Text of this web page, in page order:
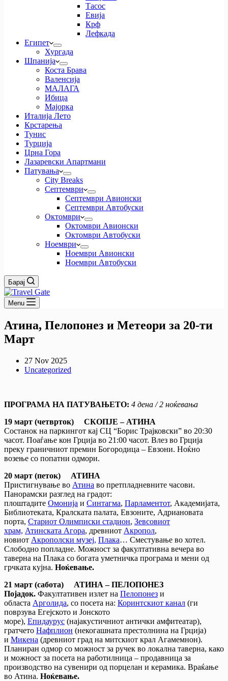
Тасос
Евија
Крф
Лефкада
Египет
Хургада
Шпанија
Коста Брава
Валенсија
МАЛАГА
Ибица
Мајорка
Италија Лето
Крстарења
Тунис
Турција
Црна Гора
Лазаревски Апартмани
Патувања
City Breaks
Септември
Септември Авионски
Септември Автобуски
Октомври
Октомври Авионски
Октомври Автобуски
Ноември
Ноември Авионски
Ноември Автобуски
Барај
Menu
Атина, Пелопонез и Метеори за 20-ти
Март
27 Nov 2025
Uncategorized
ПРОГРАМА НА ПАТУВАЊЕТО: 4 дена / 2 ноќевањa
19 март (четврток) СКОПЈЕ–АТИНА
Состанок на паркингот кај СЦ “Борис Трајковски” во 20:30
часот. Поаѓање кон Грција во 21:00 часот. Влез во Грција
преку граничниот премин Богородица – Евзони. Ноќно
возење со попатни одмори.
20 март (петок) АТИНА
Пристигнување во Атина во претпладневните часови.
Панорамски разглед на градот:
плоштадите Омонија и Синтагма, Парламентот, Академијата,
Библиотеката, Кралската палата, Евзоните, Адриановата
порта, Стариот Олимписки стадион, Зевсовиот
храм, Атинската Агора, древниот Акропол,
новиот Акрополски музеј, Плака… Сместување во хотел.
Слободно попладне. Можност за факултативна вечера во
таверна на Плака со богата уметничка програма и мени од
грчката кујна. Ноќевање.
21 март (сабота) АТИНА–ПЕЛОПОНЕЗ
Појадок. Факултативен излет на Пелопонез и
областа Арголида, со посета на: Коринтскиот канал (ги
поврзува Егејското и Јонското
море), Епидаурус (најакустичниот антички амфитеатар),
гратчето Нафплион (некогашната престолнина на Грција)
и Микена (древниот град на митскиот крал Агамемнон).
Планиран одмор со можност за ручек во локална таверна, како
и можност за посета на работилница – продавница за
производство на сувенири од порцелан и керамика. Враќање
во Атина. Ноќевање.